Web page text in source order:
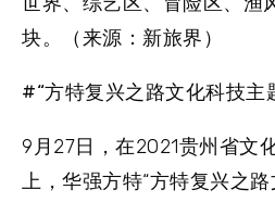
块。（来源：新旅界）
#“方特复兴之路文化科技主
9月27日，在2021贵州省文
上，华强方特“方特复兴之